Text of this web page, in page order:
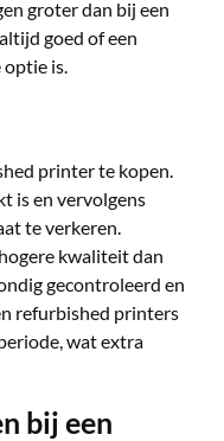
groter dan bij een
goed of een
is.
printer te kopen.
is en vervolgens
te verkeren.
kwaliteit dan
gecontroleerd en
refurbished printers
wat extra
bij een